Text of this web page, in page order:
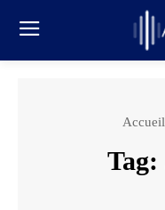
Accueil
Tag: